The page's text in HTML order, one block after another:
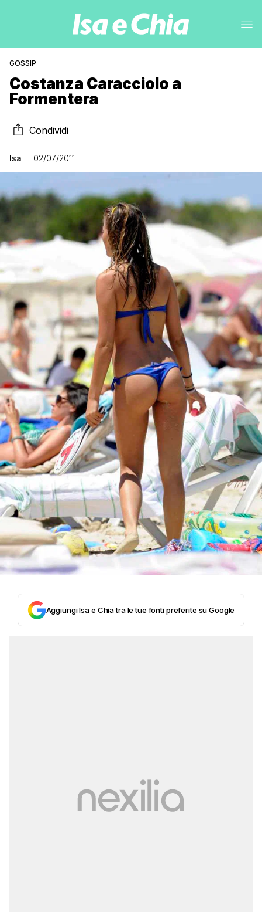
GOSSIP
Costanza Caracciolo a
Formentera
Condividi
Isa 02/07/2011
Aggiungi Isa e Chia tra le tue fonti preferite su Google